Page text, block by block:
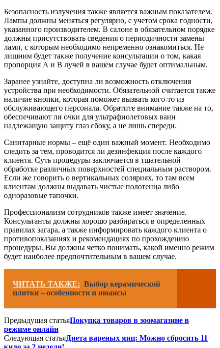
Безопасность излучения также является важным показателем.
Лампы должны меняться регулярно, с учетом срока годности,
указанного производителем. В салоне в обязательном порядке
должны присутствовать сведения о периодичности замены
ламп, с которым необходимо непременно ознакомиться. Не
лишним будет также получение консультации о том, какая
пропорция А и В лучей в вашем случае будет оптимальным.
Заранее узнайте, доступна ли возможность отключения
устройства при необходимости. Обязательной считается также
наличие кнопки, которая поможет вызвать кого-то из
обслуживающего персонала. Обратите внимание также на то,
обеспечивают ли очки для ультрафиолетовых ванн
надлежащую защиту глаз сбоку, а не лишь спереди.
Санитарные нормы – ещё один важный момент. Необходимо
следить за тем, проводится ли дезинфекция после каждого
клиента. Суть процедуры заключается в тщательной
обработке различных поверхностей специальным раствором.
Если же говорить о вертикальных соляриях, то там всем
клиентам должны выдавать чистые полотенца либо
одноразовые тапочки.
Профессионализм сотрудников также имеет значение.
Консультанты должны хорошо разбираться в определенных
правилах загара, а также информировать каждого клиента о
противопоказаниях и рекомендациях по прохождению
процедуры. Вы должны четко понимать, какой именно режим
будет наиболее предпочтительным в вашем случае.
ЧИТАТЬ ТАКЖЕ: Выбор керамической
плитки – особенности и нюансы
Предыдущая статьяПокупка товаров в зоомагазине в
режиме онлайн
Следующая статьяДиета вареных яиц: Можно сбросить 11